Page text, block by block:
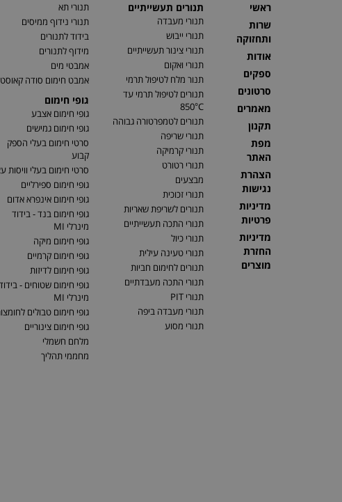
ראשי
שרות
ותחזוקה
אודות
ספקים
סרטונים
מאמרים
תקנון
מפת
האתר
הצהרת
נגישות
מדיניות
פרטיות
מדיניות
החזרת
מוצרים
תנורים תעשייתיים
תנורי מעבדה
תנורי ייבוש
תנורי צינור תעשייתיים
תנורי ואקום
תנור מלח לטיפול תרמי
תנורים לטיפול תרמי עד
850°C
תנורים לטמפרטורה גבוהה
תנורי שריפה
תנורי קרמיקה
תנורי רטורט
מבצעים
תנורי זכוכית
תנורים לשריפת שאריות
תנורי התכה תעשייתיים
תנורי כיול
תנורי טעינה עילית
תנורים לחימום חביות
תנורי התכה מעבדתיים
תנורי PIT
תנורי מעבדה ביפה
תנורי מסוע
תנורי תא
תנורי נידוף ממיסים
בידוד לתנורים
מידוף לתנורים
אמבטי מים
אמבט חימום סודה
גופי חימום
גופי חימום אצבע
גופי חימום גמישים
סרטי חימום בעלי הספק
קבוע
סרטי חימום בעלי וויסות
גופי חימום ספירליים
גופי חימום אינפרא אדום
גופי חימום בנד - בידוד
מינרלי MI
גופי חימום מיקה
גופי חימום קרמיים
גופי חימום לדיזות
גופי חימום שטוחים -
מינרלי MI
גופי חימום טבולים
גופי חימום צינוריים
מלחם חשמלי
מחממי תהליך